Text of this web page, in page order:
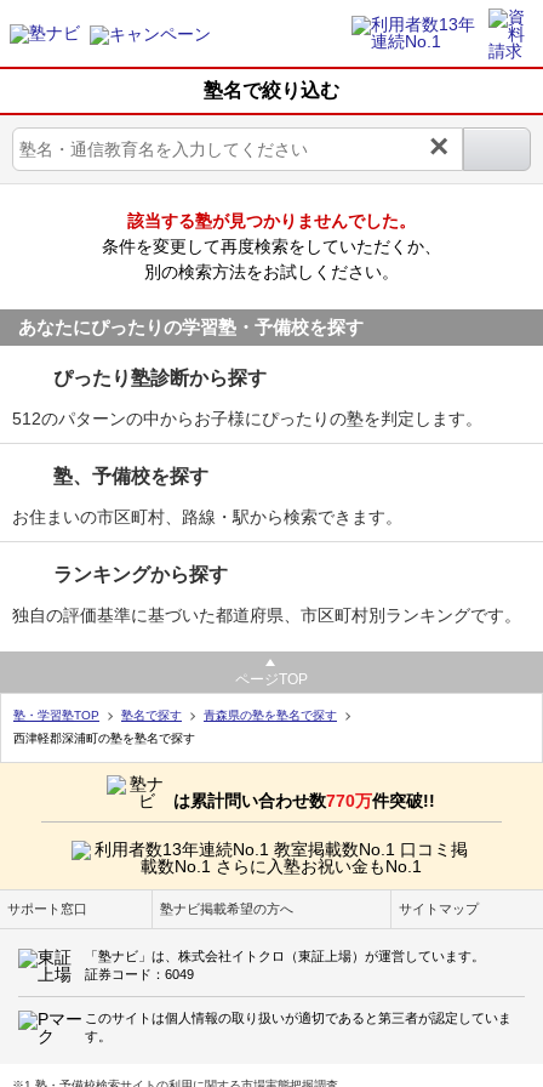
塾名で絞り込む
×
該当する塾が見つかりませんでした。
条件を変更して再度検索をしていただくか、
別の検索方法をお試しください。
あなたにぴったりの学習塾・予備校を探す
ぴったり塾診断から探す
512のパターンの中からお子様にぴったりの塾を判定します。
塾、予備校を探す
お住まいの市区町村、路線・駅から検索できます。
ランキングから探す
独自の評価基準に基づいた都道府県、市区町村別ランキングです。
ページTOP
塾・学習塾TOP 塾名で探す
青森県の塾を塾名で探す
西津軽郡深浦町の塾を塾名で探す
は累計問い合わせ数770万件突破!!
サポート窓口 塾ナビ掲載希望の方へ サイトマップ
「塾ナビ」は、株式会社イトクロ（東証上場）が運営しています。
証券コード：6049
このサイトは個人情報の取り扱いが適切であると第三者が認定していま
す。